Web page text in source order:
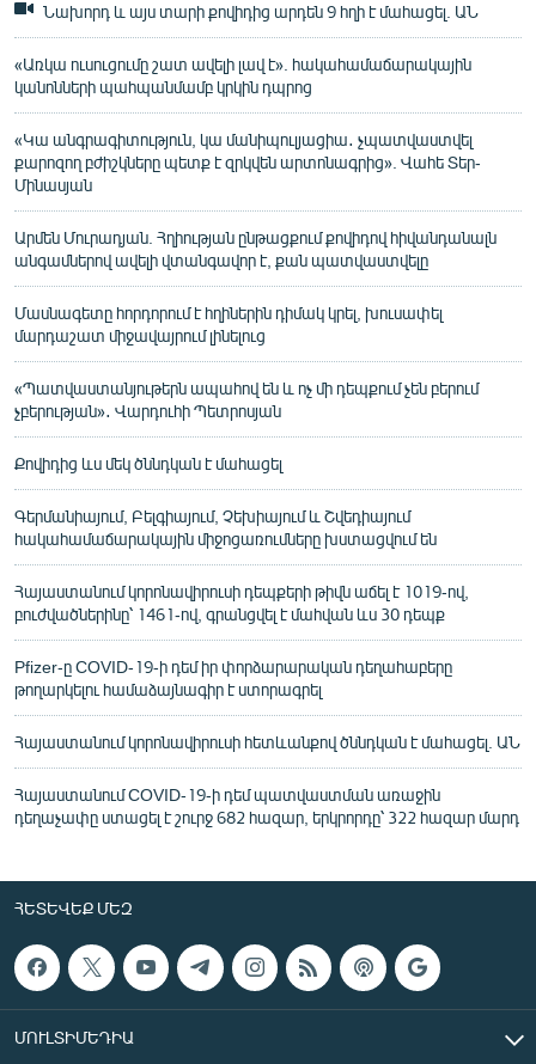
Նախորդ և այս տարի քովիդից արդեն 9 հղի է մահացել. ԱՆ
«Առկա ուսուցումը շատ ավելի լավ է». հակահամաճարակային
կանոնների պահպանմամբ կրկին դպրոց
«Կա անգրագիտություն, կա մանիպուլյացիա․ չպատվաստվել
քարոզող բժիշկները պետք է զրկվեն արտոնագրից». Վահե Տեր-
Մինասյան
Արմեն Մուրադյան. Հղիության ընթացքում քովիդով հիվանդանալն
անգամներով ավելի վտանգավոր է, քան պատվաստվելը
Մասնագետը հորդորում է հղիներին դիմակ կրել, խուսափել
մարդաշատ միջավայրում լինելուց
«Պատվաստանյութերն ապահով են և ոչ մի դեպքում չեն բերում
չբերության»․ Վարդուհի Պետրոսյան
Քովիդից ևս մեկ ծննդկան է մահացել
Գերմանիայում, Բելգիայում, Չեխիայում և Շվեդիայում
հակահամաճարակային միջոցառումները խստացվում են
Հայաստանում կորոնավիրուսի դեպքերի թիվն աճել է 1019-ով,
բուժվածներինը՝ 1461-ով, գրանցվել է մահվան ևս 30 դեպք
Pfizer-ը COVID-19-ի դեմ իր փորձարարական դեղահաբերը
թողարկելու համաձայնագիր է ստորագրել
Հայաստանում կորոնավիրուսի հետևանքով ծննդկան է մահացել. ԱՆ
Հայաստանում COVID-19-ի դեմ պատվաստման առաջին
դեղաչափը ստացել է շուրջ 682 հազար, երկրորդը՝ 322 հազար մարդ
ՀԵՏԵՎԵՔ ՄԵԶ
ՄՈՒԼՏԻՄԵԴԻԱ